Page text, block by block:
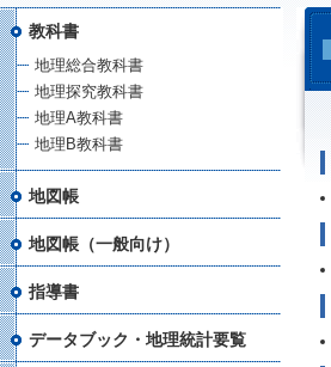
教科書
地理総合教科書
地理探究教科書
地理A教科書
地理B教科書
地図帳
地図帳（一般向け）
指導書
データブック・地理統計要覧